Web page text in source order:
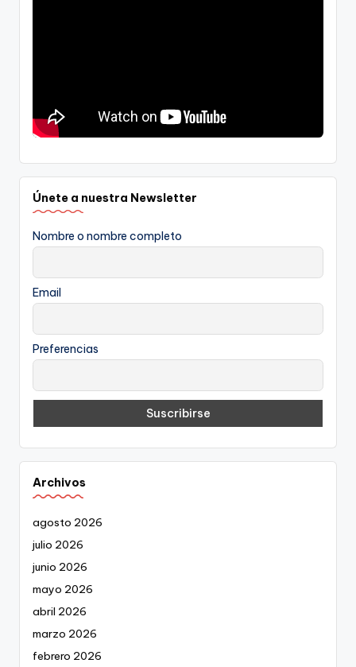
Únete a nuestra Newsletter
Nombre o nombre completo
Email
Preferencias
Archivos
agosto 2026
julio 2026
junio 2026
mayo 2026
abril 2026
marzo 2026
febrero 2026